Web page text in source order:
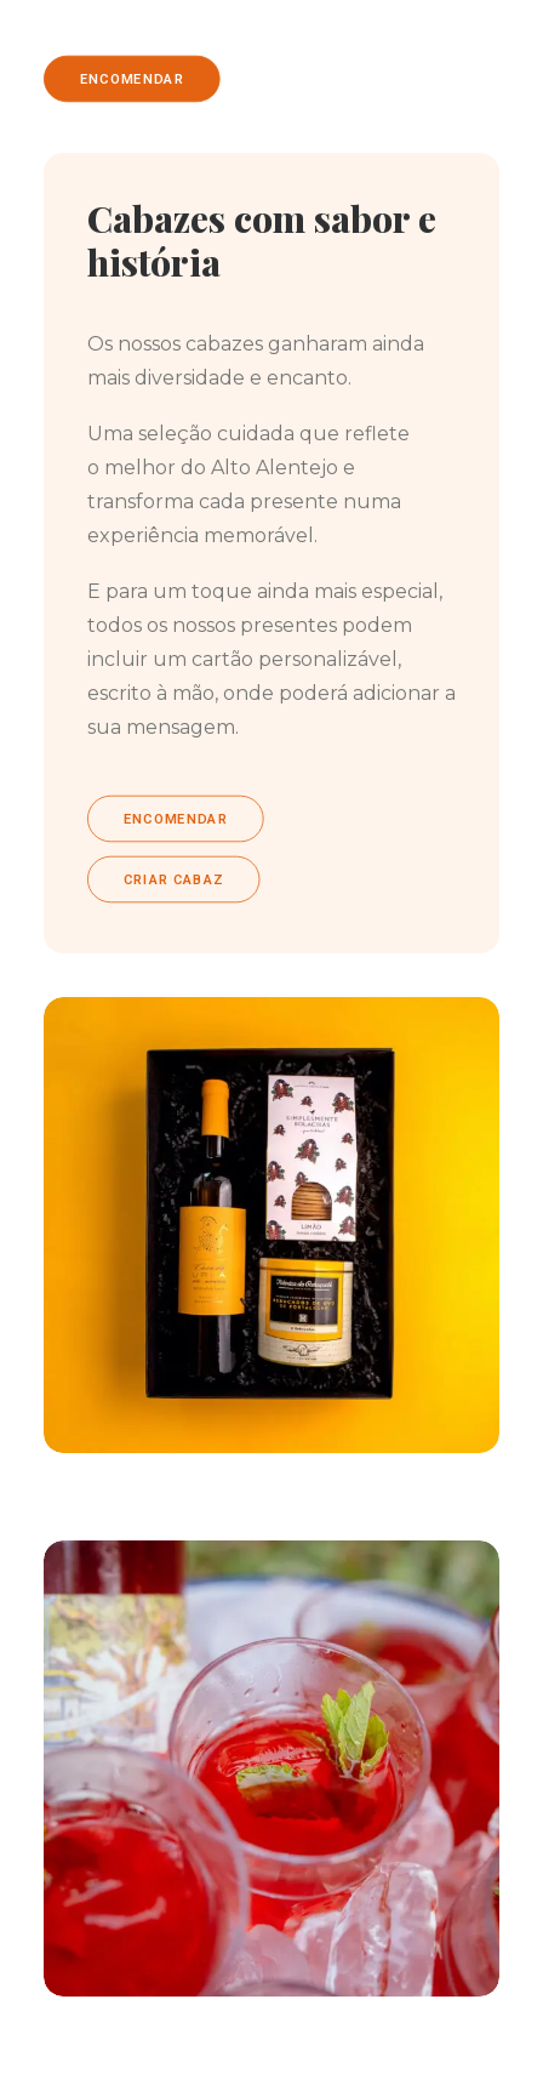
ENCOMENDAR
Cabazes com sabor e
história
Os nossos cabazes ganharam ainda
mais diversidade e encanto.
Uma seleção cuidada que reflete
o melhor do Alto Alentejo e
transforma cada presente numa
experiência memorável.
E para um toque ainda mais especial,
todos os nossos presentes podem
incluir um cartão personalizável,
escrito à mão, onde poderá adicionar a
sua mensagem.
ENCOMENDAR
CRIAR CABAZ